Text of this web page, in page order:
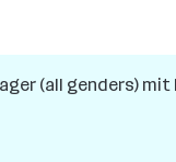
(all genders)